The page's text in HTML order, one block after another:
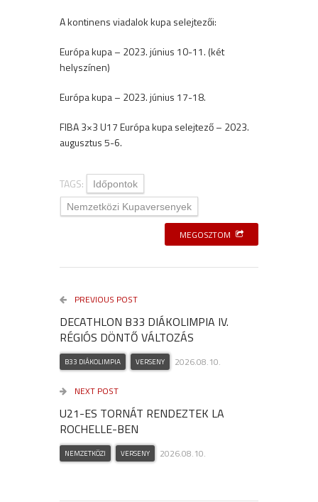
A kontinens viadalok kupa selejtezői:
Európa kupa – 2023. június 10-11. (két
helyszínen)
Európa kupa – 2023. június 17-18.
FIBA 3×3 U17 Európa kupa selejtező – 2023.
augusztus 5-6.
TAGS:
Időpontok
Nemzetközi Kupaversenyek
MEGOSZTOM
PREVIOUS POST
DECATHLON B33 DIÁKOLIMPIA IV.
RÉGIÓS DÖNTŐ VÁLTOZÁS
B33 DIÁKOLIMPIA VERSENY 2026.08.10.
NEXT POST
U21-ES TORNÁT RENDEZTEK LA
ROCHELLE-BEN
NEMZETKÖZI VERSENY 2026.08.10.